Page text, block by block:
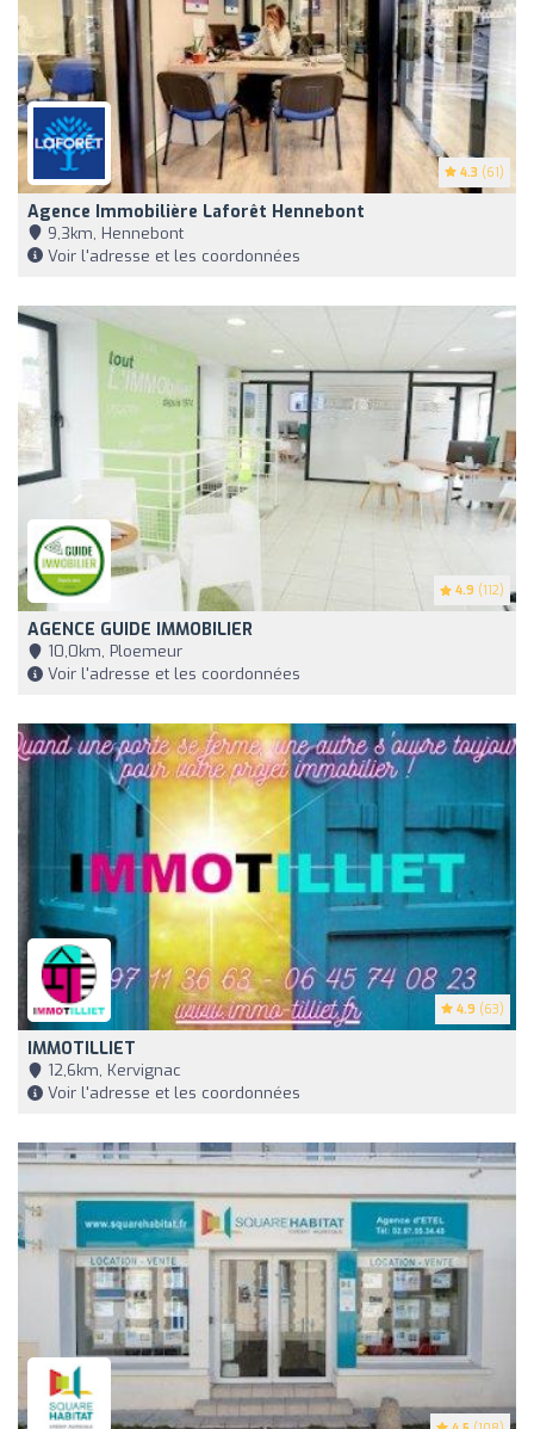
4.3 (61)
Agence Immobilière Laforêt Hennebont
9,3km, Hennebont
Voir l'adresse et les coordonnées
4.9 (112)
AGENCE GUIDE IMMOBILIER
10,0km, Ploemeur
Voir l'adresse et les coordonnées
4.9 (63)
IMMOTILLIET
12,6km, Kervignac
Voir l'adresse et les coordonnées